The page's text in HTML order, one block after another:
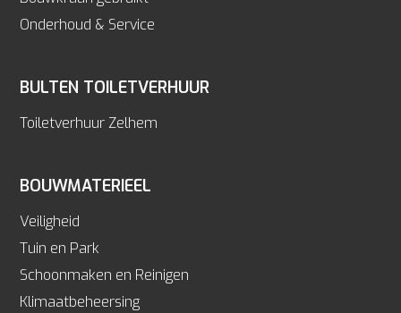
BOUWMATERIEEL
Veiligheid
Tuin en Park
Schoonmaken en Reinigen
Klimaatbeheersing
Onderhoud & Service
BULTEN TOILETVERHUUR
Toiletverhuur Zelhem